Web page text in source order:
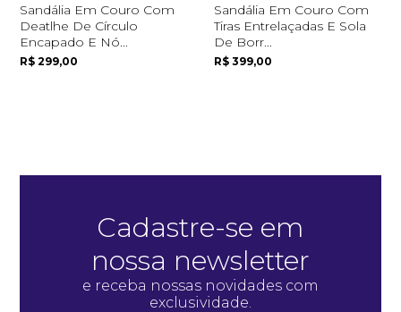
Quero me cadastrar
Sandália Em Couro Com
Deatlhe De Círculo
Encapado E Nó...
R$ 299,00
Sandália Em Couro Com
Tiras Entrelaçadas E Sola
De Borr...
R$ 399,00
Cadastre-se em
nossa newsletter
e receba nossas novidades com
exclusividade.